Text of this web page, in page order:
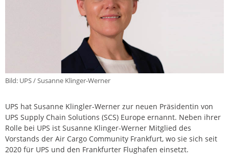
Bild: UPS / Susanne Klinger-Werner
UPS hat Susanne Klingler-Werner zur neuen Präsidentin von
UPS Supply Chain Solutions (SCS) Europe ernannt. Neben ihrer
Rolle bei UPS ist Susanne Klinger-Werner Mitglied des
Vorstands der Air Cargo Community Frankfurt, wo sie sich seit
2020 für UPS und den Frankfurter Flughafen einsetzt.